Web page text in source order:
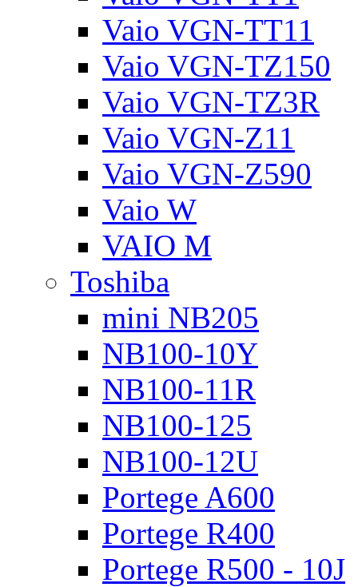
Vaio VGN-TT11
Vaio VGN-TZ150
Vaio VGN-TZ3R
Vaio VGN-Z11
Vaio VGN-Z590
Vaio W
VAIO M
Toshiba
mini NB205
NB100-10Y
NB100-11R
NB100-125
NB100-12U
Portege A600
Portege R400
Portege R500 - 10J